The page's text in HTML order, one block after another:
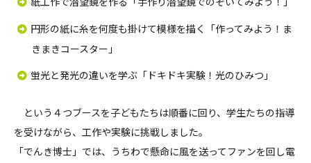
円形の紙に糸を何度も掛けて模様を描く「作ってみよう！ま
きまきコースター」
蛍光と発光の違いを学ぶ「ドキドキ実験！光のひみつ」
という４つブースを子どもたちは順番に回り、学生たちの指導
を受けながら、工作や実験に挑戦しました。
「でんき博士」では、うちわで懸命に風を送ってファンを回し電